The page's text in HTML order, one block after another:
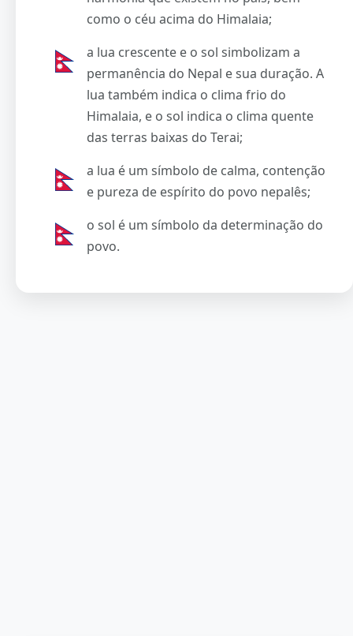
como o céu acima do Himalaia;
a lua crescente e o sol simbolizam a
permanência do Nepal e sua duração. A
lua também indica o clima frio do
Himalaia, e o sol indica o clima quente
das terras baixas do Terai;
a lua é um símbolo de calma, contenção
e pureza de espírito do povo nepalês;
o sol é um símbolo da determinação do
povo.